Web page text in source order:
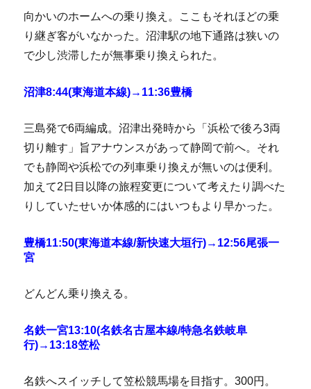
向かいのホームへの乗り換え。ここもそれほどの乗
り継ぎ客がいなかった。沼津駅の地下通路は狭いの
で少し渋滞したが無事乗り換えられた。
沼津8:44(東海道本線)→11:36豊橋
三島発で6両編成。沼津出発時から「浜松で後ろ3両
切り離す」旨アナウンスがあって静岡で前へ。それ
でも静岡や浜松での列車乗り換えが無いのは便利。
加えて2日目以降の旅程変更について考えたり調べた
りしていたせいか体感的にはいつもより早かった。
豊橋11:50(東海道本線/新快速大垣行)→12:56尾張一
宮
どんどん乗り換える。
名鉄一宮13:10(名鉄名古屋本線/特急名鉄岐阜
行)→13:18笠松
名鉄へスイッチして笠松競馬場を目指す。300円。